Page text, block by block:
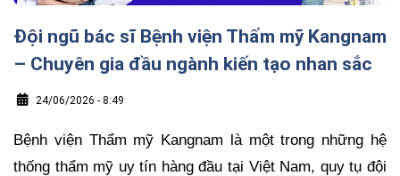
Đội ngũ bác sĩ Bệnh viện Thẩm mỹ Kangnam
– Chuyên gia đầu ngành kiến tạo nhan sắc
24/06/2026 - 8:49
Bệnh viện Thẩm mỹ Kangnam là một trong những hệ
thống thẩm mỹ uy tín hàng đầu tại Việt Nam, quy tụ đội